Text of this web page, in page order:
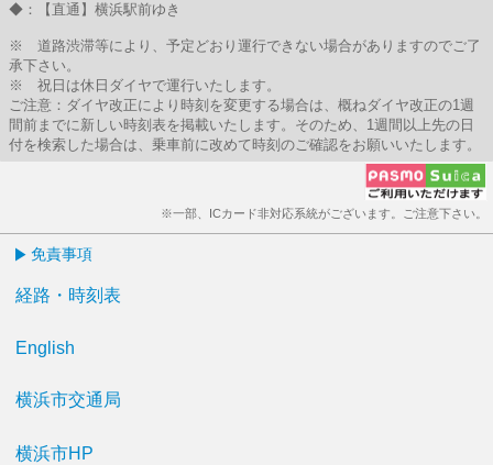
◆：【直通】横浜駅前ゆき
※ 道路渋滞等により、予定どおり運行できない場合がありますのでご了
承下さい。
※ 祝日は休日ダイヤで運行いたします。
ご注意：ダイヤ改正により時刻を変更する場合は、概ねダイヤ改正の1週
間前までに新しい時刻表を掲載いたします。そのため、1週間以上先の日
付を検索した場合は、乗車前に改めて時刻のご確認をお願いいたします。
※一部、ICカード非対応系統がございます。ご注意下さい。
免責事項
経路・時刻表
English
横浜市交通局
横浜市HP